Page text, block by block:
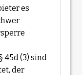
es
45d (3) sind
der